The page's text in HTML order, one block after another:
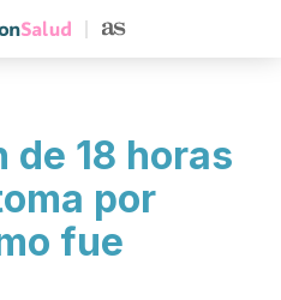
de 18 horas
por
fue